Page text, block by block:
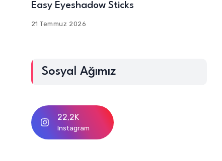
Easy Eyeshadow Sticks
21 Temmuz 2026
Sosyal Ağımız
22,2K
Instagram